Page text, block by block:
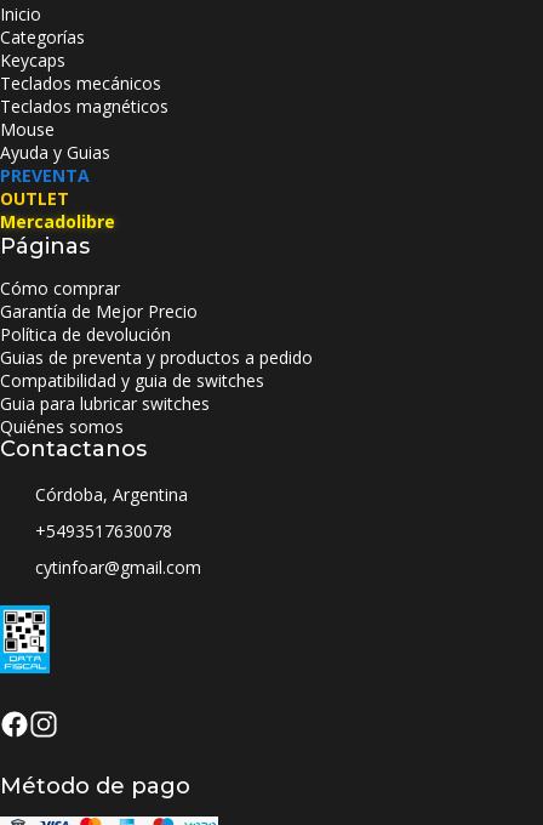
Inicio
Categorías
Keycaps
Teclados mecánicos
Teclados magnéticos
Mouse
Ayuda y Guias
PREVENTA
OUTLET
Mercadolibre
Páginas
Cómo comprar
Garantía de Mejor Precio
Política de devolución
Guias de preventa y productos a pedido
Compatibilidad y guia de switches
Guia para lubricar switches
Quiénes somos
Contactanos
Córdoba, Argentina
+5493517630078
cytinfoar@gmail.com
Método de pago